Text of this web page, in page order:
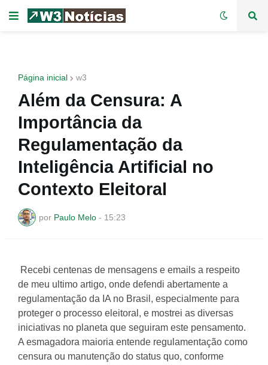
Página inicial w3
Além da Censura: A
Importância da
Regulamentação da
Inteligência Artificial no
Contexto Eleitoral
por Paulo Melo - 15:23
Recebi centenas de mensagens e emails a respeito
de meu ultimo artigo, onde defendi abertamente a
regulamentação da IA no Brasil, especialmente para
proteger o processo eleitoral, e mostrei as diversas
iniciativas no planeta que seguiram este pensamento.
A esmagadora maioria entende regulamentação como
censura ou manutenção do status quo, conforme